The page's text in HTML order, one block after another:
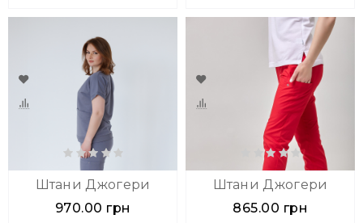
Штани Джогери
970.00 грн
Штани Джогери
865.00 грн